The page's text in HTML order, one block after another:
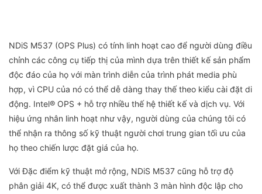
NDiS M537 (OPS Plus) có tính linh hoạt cao để người dùng điều
chỉnh các công cụ tiếp thị của mình dựa trên thiết kế sản phẩm
độc đáo của họ với màn trình diễn của trình phát media phù
hợp, vì CPU của nó có thể dễ dàng thay thế theo kiểu cài đặt di
động. Intel® OPS + hỗ trợ nhiều thế hệ thiết kế và dịch vụ. Với
hiệu ứng nhân linh hoạt như vậy, người dùng của chúng tôi có
thể nhận ra thông số kỹ thuật người chơi trung gian tối ưu của
họ theo chiến lược đặt giá của họ.
Với Đặc điểm kỹ thuật mở rộng, NDiS M537 cũng hỗ trợ độ
phân giải 4K, có thể được xuất thành 3 màn hình độc lập cho